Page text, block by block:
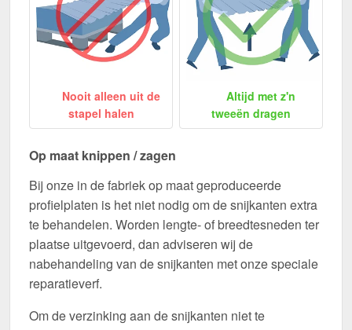
Nooit alleen uit de
stapel halen
Altijd met z'n
tweeën dragen
Op maat knippen / zagen
Bij onze in de fabriek op maat geproduceerde
profielplaten is het niet nodig om de snijkanten extra
te behandelen. Worden lengte- of breedtesneden ter
plaatse uitgevoerd, dan adviseren wij de
nabehandeling van de snijkanten met onze speciale
reparatieverf.
Om de verzinking aan de snijkanten niet te